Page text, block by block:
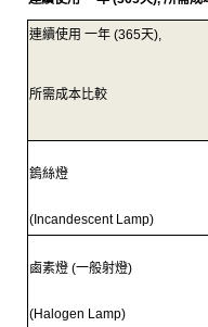
連續使用 一年 (365天),
所需成本比較
鎢絲燈
(Incandescent Lamp)
鹵素燈 (一般射燈)
(Halogen Lamp)